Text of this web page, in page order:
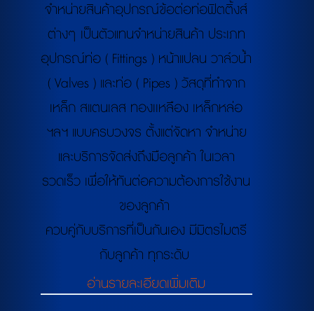
จำหน่ายสินค้าอุปกรณ์ข้อต่อท่อฟิตติ้งส์
ต่างๆ เป็นตัวแทนจำหน่ายสินค้า ประเภท
อุปกรณ์ท่อ ( Fittings ) หน้าแปลน วาล์วน้ำ
( Valves ) และท่อ ( Pipes ) วัสดุที่ทำจาก
เหล็ก สแตนเลส ทองเเหลือง เหล็กหล่อ
ฯลฯ แบบครบวงจร ตั้งแต่จัดหา จำหน่าย
และบริการจัดส่งถึงมือลูกค้า ในเวลา
รวดเร็ว เพื่อให้ทันต่อความต้องการใช้งาน
ของลูกค้า
ควบคู่กับบริการที่เป็นกันเอง มีมิตรไมตรี
กับลูกค้า ทุกระดับ
อ่านรายละเอียดเพิ่มเติม